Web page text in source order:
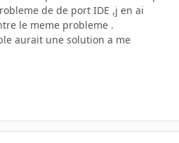
de de port IDE ,j en ai
le meme probleme .
aurait une solution a me